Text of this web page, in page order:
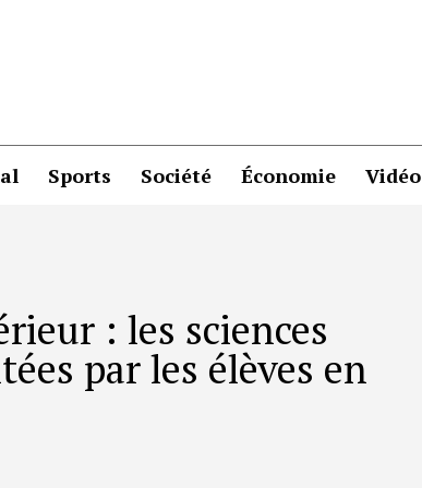
Sports Société Économie Vidéo
: les sciences
par les élèves en